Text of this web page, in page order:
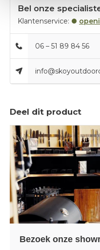
Bel onze
Klantenservice:
06 – 51 89 84 56
Deel dit product
Bezoek onze